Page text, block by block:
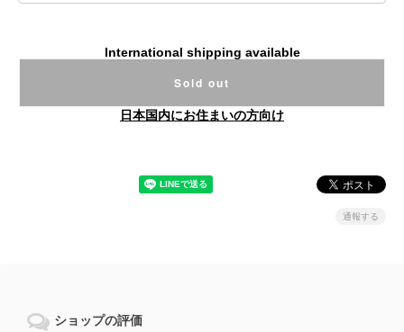
International shipping available
Sold out
日本国内にお住まいの方向け
通報する
ショップの評価